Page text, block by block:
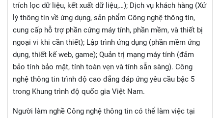
trích lọc dữ liệu, kết xuất dữ liệu,…); Dịch vụ khách hàng (Xử
lý thông tin về ứng dụng, sản phẩm Công nghệ thông tin,
cung cấp hỗ trợ phần cứng máy tính, phần mềm, và thiết bị
ngoại vi khi cần thiết); Lập trình ứng dụng (phần mềm ứng
dụng, thiết kế web, game); Quản trị mạng máy tính (đảm
bảo tính bảo mật, tính toàn vẹn và tính sẵn sàng). Công
nghệ thông tin trình độ cao đẳng đáp ứng yêu cầu bậc 5
trong Khung trình độ quốc gia Việt Nam.
Người làm nghề Công nghệ thông tin có thể làm việc tại